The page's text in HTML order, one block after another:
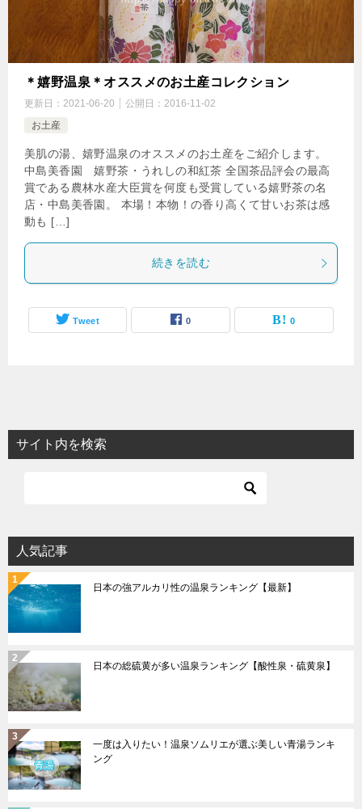
＊嬉野温泉＊オススメのお土産コレクション
更新日： 2021-06-20 公開日： 2016-11-02
お土産
美肌の湯、嬉野温泉のオススメのお土産をご紹介します。
中島美香園 嬉野茶・うれしの和紅茶 全国茶品評会の最高
賞である農林水産大臣賞を何度も受賞している嬉野茶の名
店・中島美香園。 本場！本物！の香り高くて甘いお茶は感
動も […]
続きを読む
Tweet 0 0
サイト内を検索
人気記事
日本の強アルカリ性の温泉ランキング【最新】
日本の総硫黄が多い温泉ランキング【酸性泉・硫黄泉】
一度は入りたい！温泉ソムリエが選ぶ美しい青湯ランキ
ング